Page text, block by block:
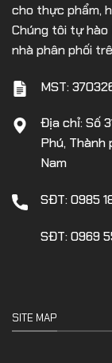
cho thực phẩm,
Chúng tôi tự
nhà phân phối
MST:
Địa chỉ: Số
Phú, Thành
Nam
SĐT: 0985
SĐT: 0969
SITE MAP